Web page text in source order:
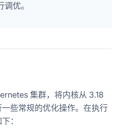
优。
集群，将内核从 3.18
些常规的优化操作。在执行
：